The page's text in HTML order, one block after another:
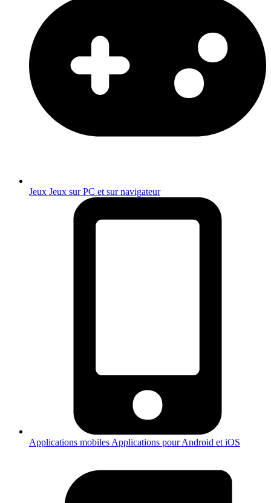
Jeux Jeux sur PC et sur navigateur
Applications mobiles Applications pour Android et iOS